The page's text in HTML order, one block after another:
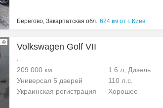
Берегово, Закарпатская обл. 624 км от г. Киев
Volkswagen Golf VII
.
209 000 км 1.6 л, Дизель
Универсал 5 дверей
110 л.с.
Украинская регистрация
Хорошее